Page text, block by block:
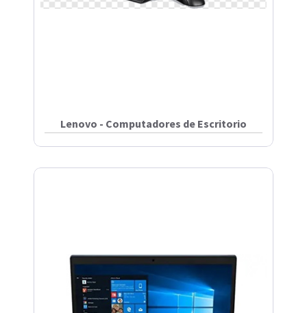
Lenovo - Computadores de Escritorio